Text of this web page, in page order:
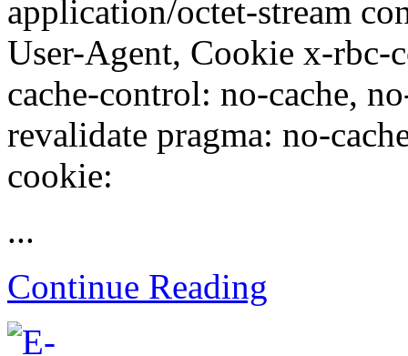
application/octet-stream
User-Agent, Cookie x-rbc-
cache-control: no-cache,
revalidate pragma: no-
cookie:
...
Continue Reading